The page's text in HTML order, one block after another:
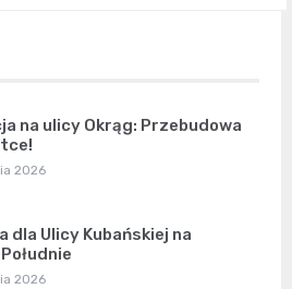
na ulicy Okrąg: Przebudowa
2026
dla Ulicy Kubańskiej na
2026